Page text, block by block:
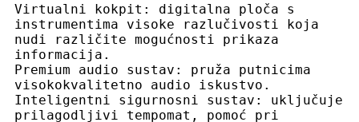
Virtualni kokpit: digitalna ploča s
instrumentima visoke razlučivosti koja
nudi različite mogućnosti prikaza
informacija.
Premium audio sustav: pruža putnicima
visokokvalitetno audio iskustvo.
Inteligentni sigurnosni sustav: uključuje
prilagodljivi tempomat, pomoć pri